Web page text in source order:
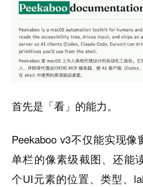
首先是「看」的能力。
Peekaboo v3不仅能实现
单栏的像素级截图、还能
个UI元素的位置、类型、